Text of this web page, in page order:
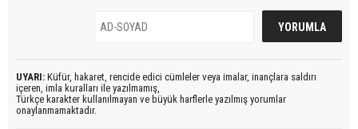
UYARI: Küfür, hakaret, rencide edici cümleler veya imalar, inançlara saldırı
içeren, imla kuralları ile yazılmamış,
Türkçe karakter kullanılmayan ve büyük harflerle yazılmış yorumlar
onaylanmamaktadır.